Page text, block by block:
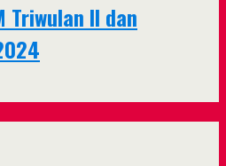
Triwulan II dan